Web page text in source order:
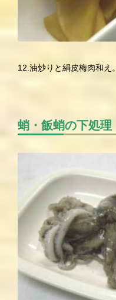
12.油炒りと絹皮梅肉和え。
蛸・飯蛸の下処理